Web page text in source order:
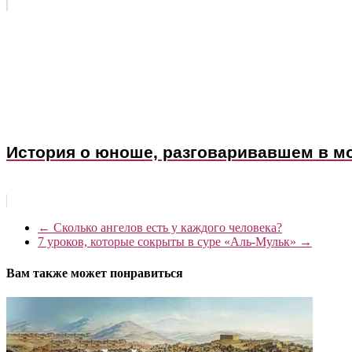
История о юноше, разговаривавшем в
← Сколько ангелов есть у каждого человека?
7 уроков, которые сокрыты в суре «Аль-Мульк» →
Вам также может понравиться